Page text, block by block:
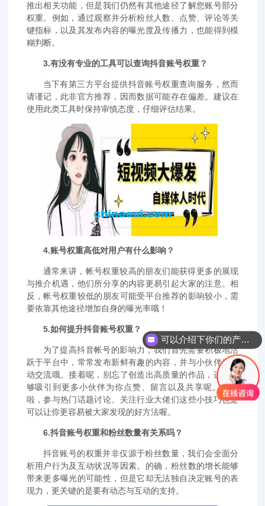
推出相关功能，但是我们仍然有其他途径了解您账号部分
权重。例如，通过观察并分析粉丝人数、点赞、评论等关
键指标，以及其发布内容的曝光度及传播力，也能得到模
糊判断。
3.有没有专业的工具可以查询抖音账号权重？
当下有第三方平台提供抖音账号权重查询服务，然而
请谨记，此非官方推荐，因而数据可能存在偏差。建议在
使用此类工具时保持审慎态度，仔细评估结果。
4.账号权重高低对用户有什么影响？
通常来讲，帐号权重较高的朋友们能获得更多的展现
与推介机遇，他们所分享的内容更易引起大家的注意。相
反，帐号权重较低的朋友可能受平台推荐的影响较小，需
要依靠其他途径增加自身的曝光率哦！
5.如何提升抖音账号权重？
为了提高抖音帐号的影响力，我们首先需要积极地活
跃于平台中，常常发布新鲜有趣的内容，并与小伙伴们互
动交流哦。接着呢，别忘了创造出高质量的作品，这样能
够吸引到更多小伙伴为你点赞、留言以及共享呢。当然
啦，参与热门话题讨论、关注行业大佬们这些小技巧也是
可以让你更容易被大家发现的好方法喔。
6.抖音账号权重和粉丝数量有关系吗？
抖音账号的权重并非仅源于粉丝数量，我们会全面分
析用户行为及互动状况等因素。的确，粉丝数的增长能够
带来更多曝光的可能性，但是它却无法独自决定账号的表
现力，更关键的是要有动态与互动的支持。
可以介绍下你们的产品么？